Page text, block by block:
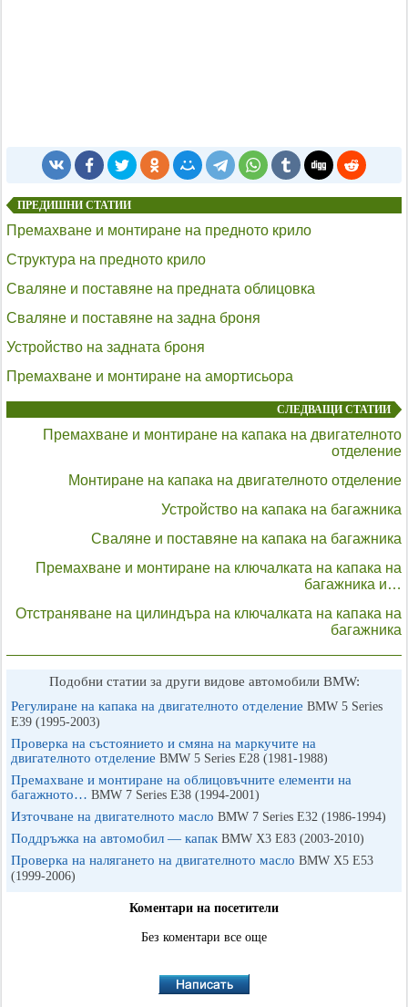
ПРЕДИШНИ СТАТИИ
Премахване и монтиране на предното крило
Структура на предното крило
Сваляне и поставяне на предната облицовка
Сваляне и поставяне на задна броня
Устройство на задната броня
Премахване и монтиране на амортисьора
СЛЕДВАЩИ СТАТИИ
Премахване и монтиране на капака на двигателното
отделение
Монтиране на капака на двигателното отделение
Устройство на капака на багажника
Сваляне и поставяне на капака на багажника
Премахване и монтиране на ключалката на капака на
багажника и…
Отстраняване на цилиндъра на ключалката на капака на
багажника
Подобни статии за други видове автомобили BMW:
Регулиране на капака на двигателното отделение BMW 5 Series
E39 (1995-2003)
Проверка на състоянието и смяна на маркучите на
двигателното отделение BMW 5 Series E28 (1981-1988)
Премахване и монтиране на облицовъчните елементи на
багажното… BMW 7 Series E38 (1994-2001)
Източване на двигателното масло BMW 7 Series E32 (1986-1994)
Поддръжка на автомобил — капак BMW X3 Е83 (2003-2010)
Проверка на налягането на двигателното масло BMW X5 E53
(1999-2006)
Коментари на посетители
Без коментари все още